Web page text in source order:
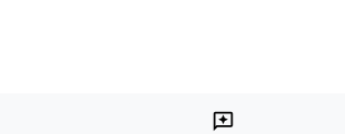
reviews